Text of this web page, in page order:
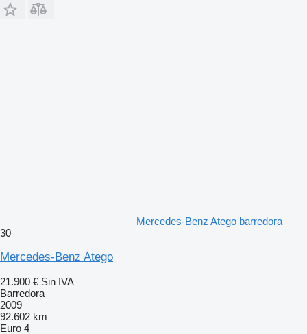
Mercedes-Benz Atego barredora
30
Mercedes-Benz Atego
21.900 € Sin IVA
Barredora
2009
92.602 km
Euro 4